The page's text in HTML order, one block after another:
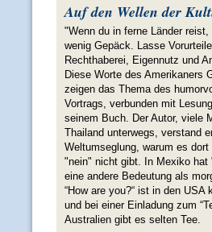
Auf den Wellen der
"Wenn du in ferne Länder
wenig Gepäck. Lasse
Rechthaberei, Eigennutz und
Diese Worte des Amerikaners
zeigen das Thema des
Vortrags, verbunden mit
seinem Buch. Der Autor, viele
Thailand unterwegs, verstand
Weltumseglung, warum es dort
"nein" nicht gibt. In Mexiko hat
eine andere Bedeutung als
“How are you?“ ist in den USA
und bei einer Einladung zum
Australien gibt es selten Tee.